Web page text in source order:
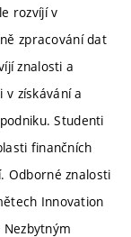
rozvíjí v
zpracování dat
znalosti a
získávání a
Studenti
finančních
Odborné znalosti
Innovation